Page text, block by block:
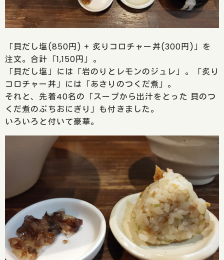
「貝だし塩(850円) + 炙りコロチャー丼(300円)」を
注文。合計「1,150円」。
「貝だし塩」には「岩のりとレモンのジュレ」。「炙り
コロチャー丼」には「あさりのつくだ煮」。
それと、先着40名の「スープから出汁をとった 貝のつ
くだ煮のぷちおにぎり」も付きました。
いろいろと付いて豪華。